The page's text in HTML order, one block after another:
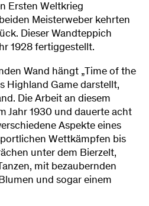
Ersten Weltkrieg
Meisterweber kehrten
Dieser Wandteppich
1928 fertiggestellt.
Wand hängt „Time of the
Highland Game darstellt,
Die Arbeit an diesem
Jahr 1930 und dauerte acht
Aspekte eines
Wettkämpfen bis
unter dem Bierzelt,
mit bezaubernden
und sogar einem